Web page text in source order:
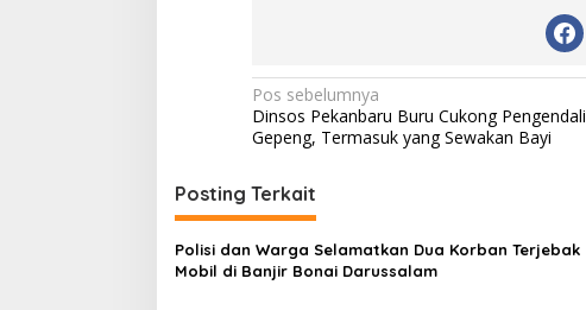
N
a
i
g
a
Pos sebelumnya
Dinsos Pekanbaru Buru Cukong Pengendali
Gepeng, Termasuk yang Sewakan Bayi
Posting Terkait
Polisi dan Warga Selamatkan Dua Korban Terjebak
Mobil di Banjir Bonai Darussalam